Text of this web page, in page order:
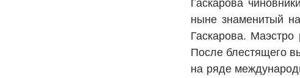
Гаскарова
ныне знаменитый
Гаскарова.
После блестящего
на ряде